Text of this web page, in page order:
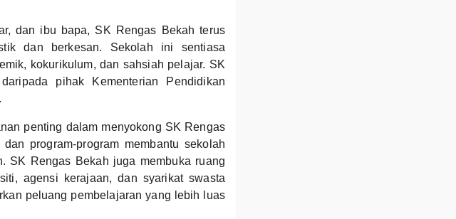
dan ibu bapa, SK Rengas Bekah terus
dan berkesan. Sekolah ini sentiasa
kokurikulum, dan sahsiah pelajar. SK
pihak Kementerian Pendidikan
penting dalam menyokong SK Rengas
program-program membantu sekolah
SK Rengas Bekah juga membuka ruang
agensi kerajaan, dan syarikat swasta
peluang pembelajaran yang lebih luas